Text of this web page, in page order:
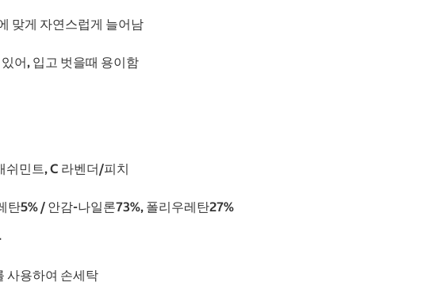
맞게 자연스럽게 늘어남
어, 입고 벗을때 용이함
쉬민트, C 라벤더/피치
탄5% / 안감-나일론73%, 폴리우레탄27%
사용하여 손세탁